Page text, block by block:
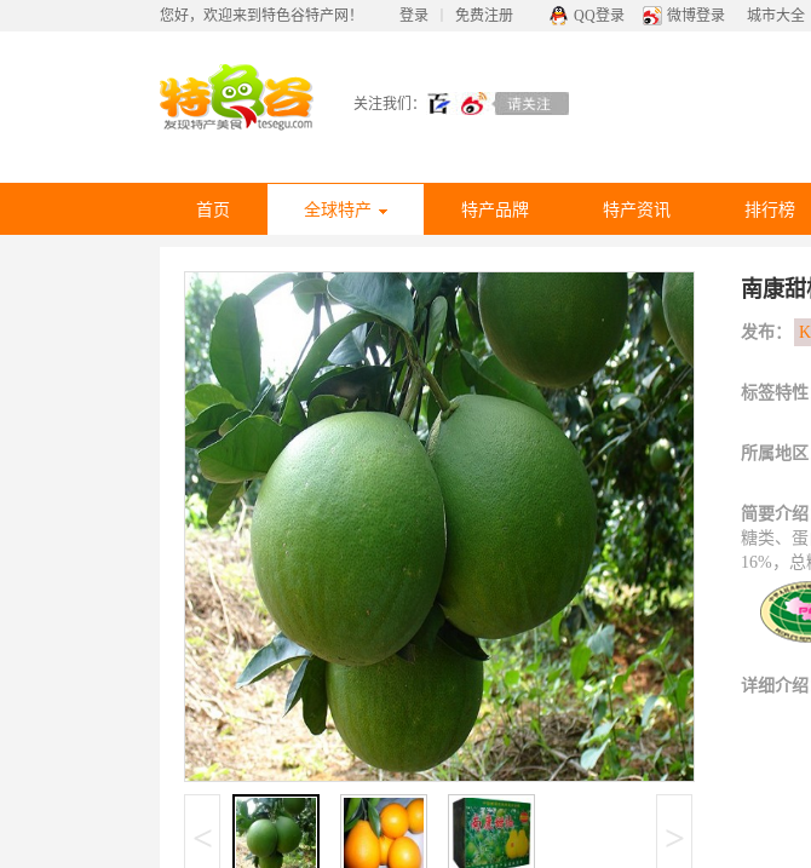
您好，欢迎来到特色谷特产网！ 登录 免费注册 QQ登录 微博登录 城市大全
关注我们：
首页 全球特产 特产品牌 特产资讯 排行榜
< >
南康甜
发布：
标签特性
所属地区
简要介绍
糖类、
16%，
详细介绍